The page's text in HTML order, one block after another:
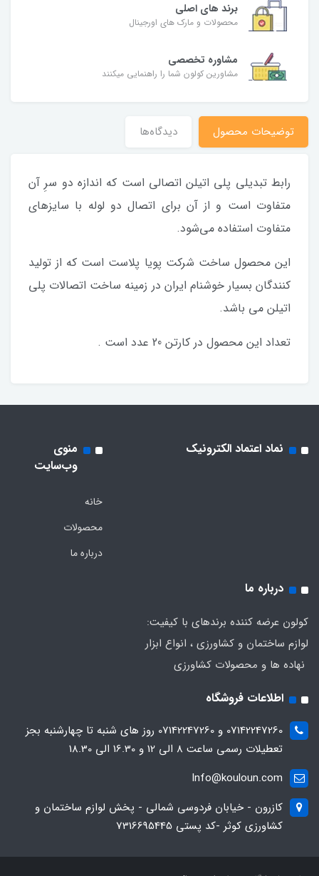
برند های اصلی
محصولات و مارک های اورجینال
مشاوره تخصصی
مشاورین کولون شما را راهنمایی میکنند
توضیحات محصول دیدگاه‌ها
رابط تبدیلی پلی اتیلن اتصالی است که اندازه دو سرِ آن
متفاوت است و از آن برای اتصال دو لوله با سایزهای
متفاوت استفاده می‌شود.
این محصول ساخت شرکت پویا پلاست است که از تولید
کنندگان بسیار خوشنام ایران در زمینه ساخت اتصالات پلی
اتیلن می باشد.
تعداد این محصول در کارتن 20 عدد است .
نماد اعتماد الکترونیک
منوی
وب‌سایت
خانه
محصولات
درباره ما
درباره ما
کولون عرضه کننده برندهای با کیفیت:
لوازم ساختمان و کشاورزی ، انواع ابزار
نهاده ها و محصولات کشاورزی
اطلاعات فروشگاه
07142247260 و 07142247260 روز های شنبه تا چهارشنبه بجز
تعطیلات رسمی ساعت 8 الی 12 و 16.30 الی 18.30
Info@kouloun.com
کازرون - خیابان فردوسی شمالی - پخش لوازم ساختمان و
کشاورزی کوثر -کد پستی 7316695445